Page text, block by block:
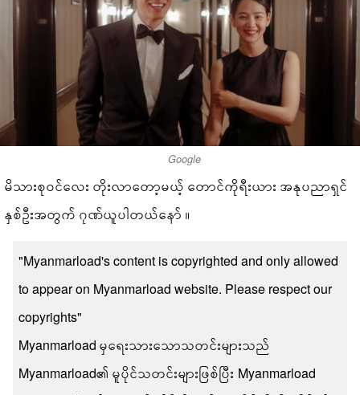
Google
မိသားစုဝင်လေး တိုးလာတော့မယ့် တောင်ကိုရီးယား အနုပညာရှင်
နှစ်ဦးအတွက် ဂုဏ်ယူပါတယ်နော် ။
"Myanmarload's content is copyrighted and only allowed
to appear on Myanmarload website. Please respect our
copyrights"
Myanmarload မှရေးသားသောသတင်းများသည်
Myanmarload၏ မူပိုင်သတင်းများဖြစ်ပြီး Myanmarload